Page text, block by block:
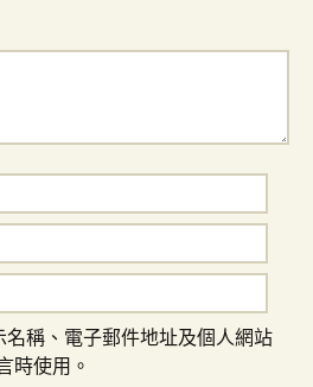
名稱、電子郵件地址及個人網站
時使用。